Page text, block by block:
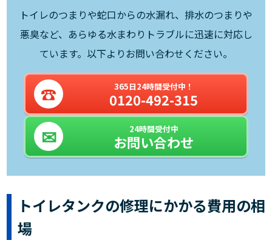
トイレのつまりや蛇口からの水漏れ、排水のつまりや
悪臭など、あらゆる水まわりトラブルに迅速に対応し
ています。以下よりお問い合わせください。
365日24時間受付中！
0120-492-315
24時間受付中
お問い合わせ
トイレタンクの修理にかかる費用の相
場